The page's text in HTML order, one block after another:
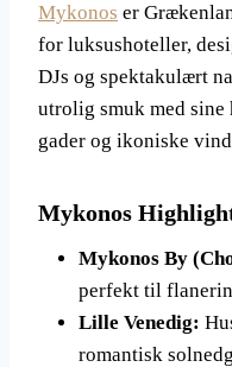
Mykonos er
for luksushoteller,
DJs og spektakulært
utrolig smuk med sine
gader og ikoniske
Mykonos
Mykonos By
perfekt til
Lille Venedig:
romantisk